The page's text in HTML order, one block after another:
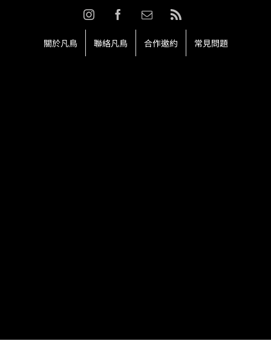
InstagramFacebookEmail:Rss
關於凡鳥 聯絡凡鳥 合作邀約 常見問題